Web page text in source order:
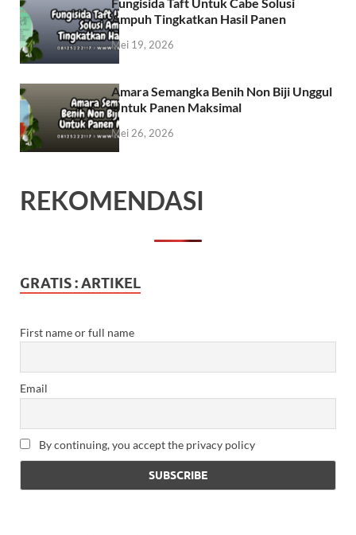
Ampuh Tingkatkan Hasil Panen
Mei 19, 2026
Amara Semangka Benih Non Biji Unggul
Untuk Panen Maksimal
Mei 26, 2026
REKOMENDASI
GRATIS : ARTIKEL
First name or full name
Email
By continuing, you accept the privacy policy